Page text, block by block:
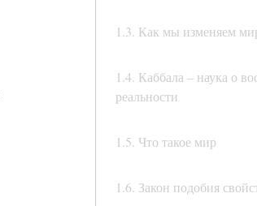
1.3. Как мы изменяем
1.4. Каббала – наука о
реальности
1.5. Что такое мир
1.6. Закон подобия